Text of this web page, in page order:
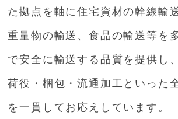
た拠点を軸に住宅資材の幹線輸
重量物の輸送、食品の輸送等を
で安全に輸送する品質を提供し
荷役・梱包・流通加工といった
を一貫してお応えしています。